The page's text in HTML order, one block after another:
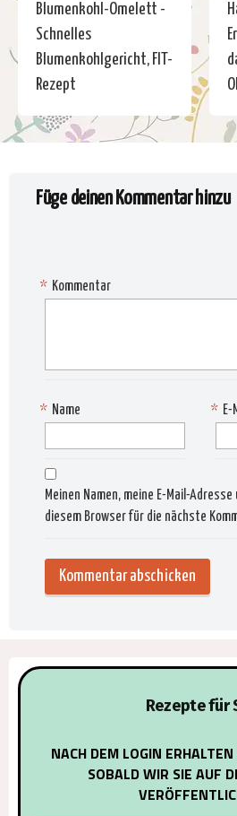
Blumenkohl-Omelett -
Schnelles
Blumenkohlgericht, FIT-
Rezept
Füge deinen Kommentar hinzu
Kommentar
*
Name
* E-
*
Meinen Namen, meine E-Mail-
diesem Browser für die nächste
Rezepte für
NACH DEM LOGIN
SOBALD WIR SIE AUF